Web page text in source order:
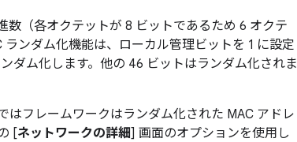
数（各オクテットが 8 ビットであるため 6 オクテ
ランダム化機能は、ローカル管理ビットを 1 に設定
ダム化します。他の 46 ビットはランダム化されま
フレームワークはランダム化された MAC アドレ
[ネットワークの詳細] 画面のオプションを使用し